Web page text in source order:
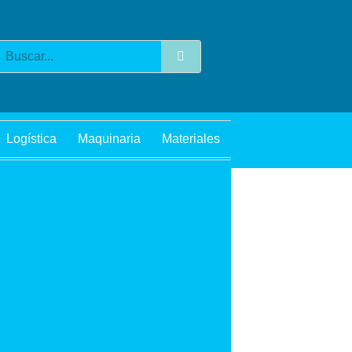
Buscar
Logística Maquinaria Materiales